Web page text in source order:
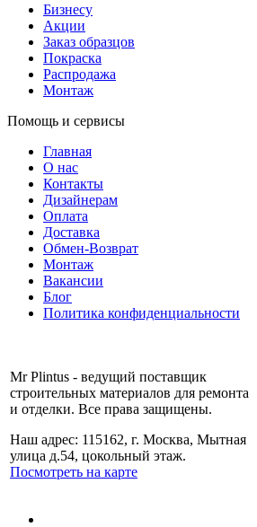
Бизнесу
Акции
Заказ образцов
Покраска
Распродажа
Монтаж
Помощь и сервисы
Главная
О нас
Контакты
Дизайнерам
Оплата
Доставка
Обмен-Возврат
Монтаж
Вакансии
Блог
Политика конфиденциальности
Mr Plintus - ведущий поставщик
строительных материалов для ремонта
и отделки. Все права защищены.
Наш адрес: 115162, г. Москва, Мытная
улица д.54, цокольный этаж.
Посмотреть на карте